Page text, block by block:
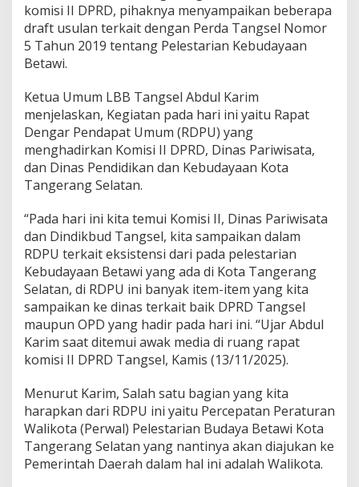
komisi II DPRD, pihaknya menyampaikan beberapa
draft usulan terkait dengan Perda Tangsel Nomor
5 Tahun 2019 tentang Pelestarian Kebudayaan
Betawi.
Ketua Umum LBB Tangsel Abdul Karim
menjelaskan, Kegiatan pada hari ini yaitu Rapat
Dengar Pendapat Umum (RDPU) yang
menghadirkan Komisi II DPRD, Dinas Pariwisata,
dan Dinas Pendidikan dan Kebudayaan Kota
Tangerang Selatan.
“Pada hari ini kita temui Komisi II, Dinas Pariwisata
dan Dindikbud Tangsel, kita sampaikan dalam
RDPU terkait eksistensi dari pada pelestarian
Kebudayaan Betawi yang ada di Kota Tangerang
Selatan, di RDPU ini banyak item-item yang kita
sampaikan ke dinas terkait baik DPRD Tangsel
maupun OPD yang hadir pada hari ini. “Ujar Abdul
Karim saat ditemui awak media di ruang rapat
komisi II DPRD Tangsel, Kamis (13/11/2025).
Menurut Karim, Salah satu bagian yang kita
harapkan dari RDPU ini yaitu Percepatan Peraturan
Walikota (Perwal) Pelestarian Budaya Betawi Kota
Tangerang Selatan yang nantinya akan diajukan ke
Pemerintah Daerah dalam hal ini adalah Walikota.